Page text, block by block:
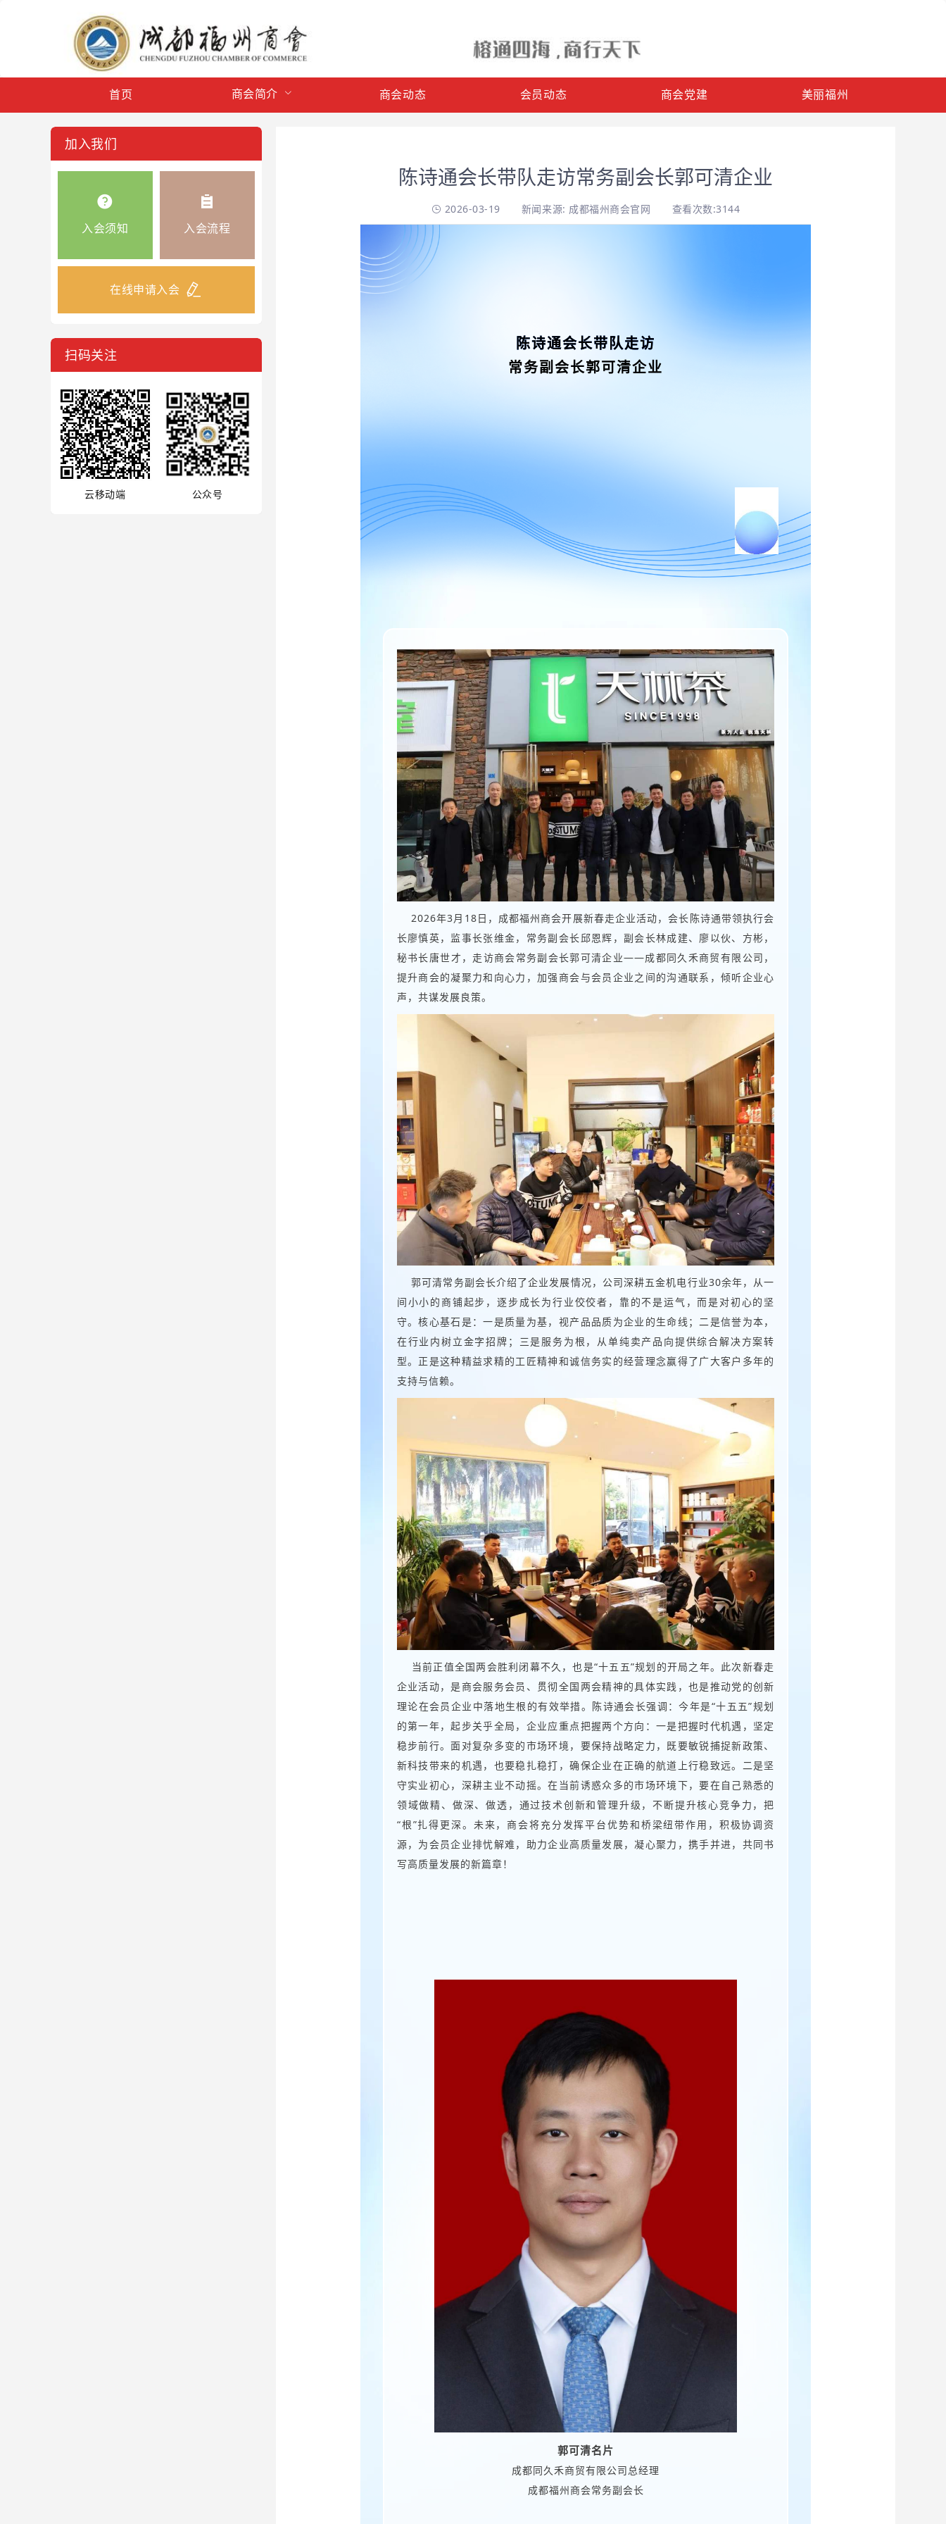
首页 商会简介 商会动态 会员动态 商会党建 美丽福州
加入我们
入会须知 入会流程
在线申请入会
扫码关注
云移动端 公众号
陈诗通会长带队走访常务副会长郭可清企业
2026-03-19 新闻来源: 成都福州商会官网 查看次数:3144
陈诗通会长带队走访
常务副会长郭可清企业
2026年3月18日，成都福州商会开展新春走企业活动，会长陈诗通带领执行会
长廖慎英，监事长张维金，常务副会长邱恩辉，副会长林成建、廖以伙、方彬，
秘书长唐世才，走访商会常务副会长郭可清企业——成都同久禾商贸有限公司，
提升商会的凝聚力和向心力，加强商会与会员企业之间的沟通联系，倾听企业心
声，共谋发展良策。
郭可清常务副会长介绍了企业发展情况，公司深耕五金机电行业30余年，从一
间小小的商铺起步，逐步成长为行业佼佼者，靠的不是运气，而是对初心的坚
守。核心基石是：一是质量为基，视产品品质为企业的生命线；二是信誉为本，
在行业内树立金字招牌；三是服务为根，从单纯卖产品向提供综合解决方案转
型。正是这种精益求精的工匠精神和诚信务实的经营理念赢得了广大客户多年的
支持与信赖。
当前正值全国两会胜利闭幕不久，也是“十五五”规划的开局之年。此次新春走
企业活动，是商会服务会员、贯彻全国两会精神的具体实践，也是推动党的创新
理论在会员企业中落地生根的有效举措。陈诗通会长强调：今年是“十五五”规划
的第一年，起步关乎全局，企业应重点把握两个方向：一是把握时代机遇，坚定
稳步前行。面对复杂多变的市场环境，要保持战略定力，既要敏锐捕捉新政策、
新科技带来的机遇，也要稳扎稳打，确保企业在正确的航道上行稳致远。二是坚
守实业初心，深耕主业不动摇。在当前诱惑众多的市场环境下，要在自己熟悉的
领域做精、做深、做透，通过技术创新和管理升级，不断提升核心竞争力，把
“根”扎得更深。未来，商会将充分发挥平台优势和桥梁纽带作用，积极协调资
源，为会员企业排忧解难，助力企业高质量发展，凝心聚力，携手并进，共同书
写高质量发展的新篇章！
郭可清名片
成都同久禾商贸有限公司总经理
成都福州商会常务副会长